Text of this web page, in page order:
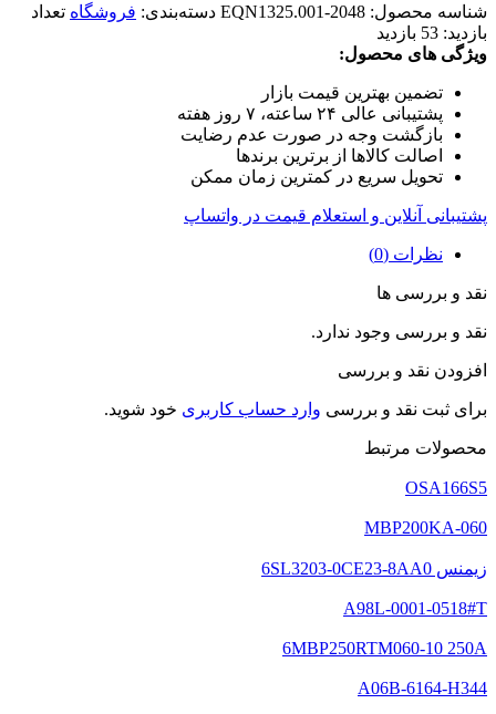
شناسه محصول: EQN1325.001-2048 دسته‌بندی: فروشگاه تعداد
بازدید: 53 بازدید
ویژگی های محصول:
تضمین بهترین قیمت بازار
پشتیبانی عالی ۲۴ ساعته، ۷ روز هفته
بازگشت وجه در صورت عدم رضایت
اصالت کالاها از برترین برندها
تحویل سریع در کمترین زمان ممکن
پشتیبانی آنلاین و استعلام قیمت در واتساپ
نظرات (0)
نقد و بررسی ها
نقد و بررسی وجود ندارد.
افزودن نقد و بررسی
برای ثبت نقد و بررسی وارد حساب کاربری خود شوید.
محصولات مرتبط
OSA166S5
MBP200KA-060
زیمنس 6SL3203-0CE23-8AA0
A98L-0001-0518#T
6MBP250RTM060-10 250A
A06B-6164-H344